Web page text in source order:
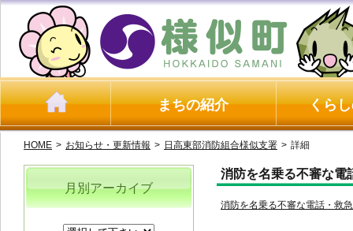
まちの紹介 くら
HOME > お知らせ・更新情報 > 日高東部消防組合様似支署 > 詳細
消防を名乗る不審な電
消防を名乗る不審な電話・救
月別アーカイブ